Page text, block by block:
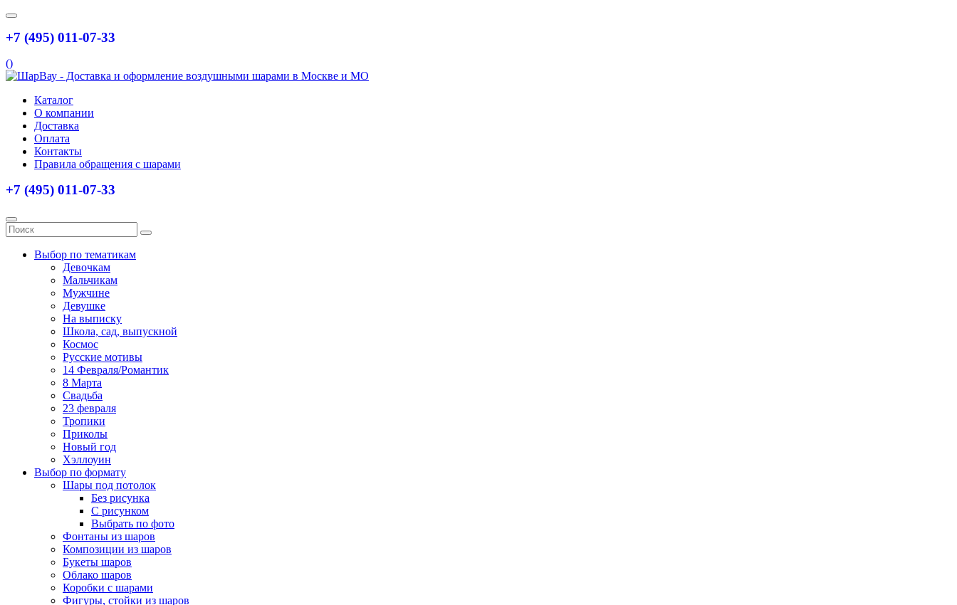
+7 (495) 011-07-33
()
Каталог
О компании
Доставка
Оплата
Контакты
Правила обращения с шарами
+7 (495) 011-07-33
Выбор по тематикам
Девочкам
Мальчикам
Мужчине
Девушке
На выписку
Школа, сад, выпускной
Космос
Русские мотивы
14 Февраля/Романтик
8 Марта
Свадьба
23 февраля
Тропики
Приколы
Новый год
Хэллоуин
Выбор по формату
Шары под потолок
Без рисунка
С рисунком
Выбрать по фото
Фонтаны из шаров
Композиции из шаров
Букеты шаров
Облако шаров
Коробки с шарами
Фигуры, стойки из шаров